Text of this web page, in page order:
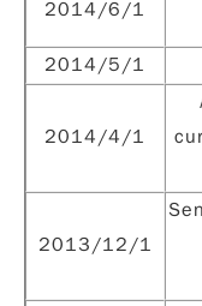
2014/6/1
2014/5/1
2014/4/1
2013/12/1